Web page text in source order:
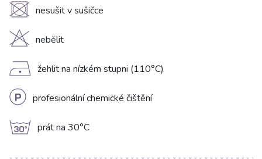
U nesušit v sušičce
H nebělit
D žehlit na nízkém stupni (110°C)
L profesionální chemické čištění
g prát na 30°C